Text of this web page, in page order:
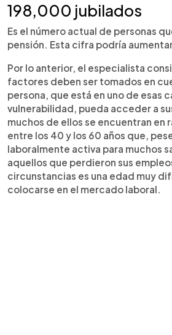
198,000 jubilados
Es el número actual de personas
pensión. Esta cifra podría
Por lo anterior, el especialista
factores deben ser tomados en
persona, que está en uno de esas
vulnerabilidad, pueda acceder a
muchos de ellos se encuentran en
entre los 40 y los 60 años que,
laboralmente activa para muchos
aquellos que perdieron sus
circunstancias es una edad muy
colocarse en el mercado laboral.